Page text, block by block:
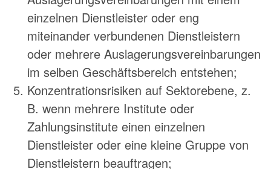
einzelnen Dienstleister oder eng
miteinander verbundenen Dienstleistern
oder mehrere Auslagerungsvereinbarungen
im selben Geschäftsbereich entstehen;
Konzentrationsrisiken auf Sektorebene, z.
B. wenn mehrere Institute oder
Zahlungsinstitute einen einzelnen
Dienstleister oder eine kleine Gruppe von
Dienstleistern beauftragen;